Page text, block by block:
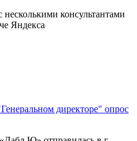
консультантами
Яндекса
директоре" опрос